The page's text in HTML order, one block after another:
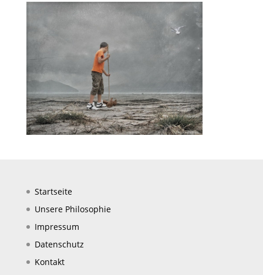
Startseite
Unsere Philosophie
Impressum
Datenschutz
Kontakt